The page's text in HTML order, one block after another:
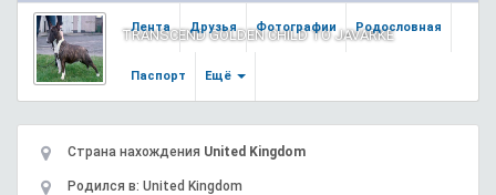
TRANSCEND GOLDEN CHILD TO JAVARKE
Лента Друзья Фотографии Родословная
Паспорт Ещё
Страна нахождения United Kingdom
Родился в: United Kingdom